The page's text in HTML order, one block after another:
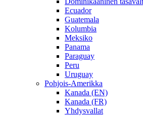
Ecuador
Guatemala
Kolumbia
Meksiko
Panama
Paraguay
Peru
Uruguay
Pohjois-Amerikka
Kanada (EN)
Kanada (FR)
Yhdysvallat